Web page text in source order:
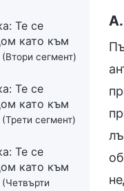
Те се
като към
(Втори сегмент)
Те се
като към
(Трети сегмент)
Те се
като към
(Четвърти